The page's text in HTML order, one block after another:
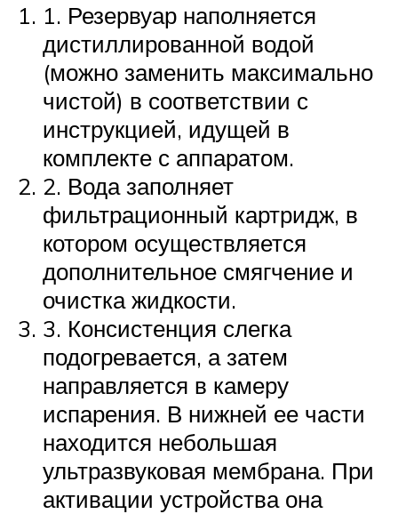
1. Резервуар наполняется
дистиллированной водой
(можно заменить максимально
чистой) в соответствии с
инструкцией, идущей в
комплекте с аппаратом.
2. Вода заполняет
фильтрационный картридж, в
котором осуществляется
дополнительное смягчение и
очистка жидкости.
3. Консистенция слегка
подогревается, а затем
направляется в камеру
испарения. В нижней ее части
находится небольшая
ультразвуковая мембрана. При
активации устройства она